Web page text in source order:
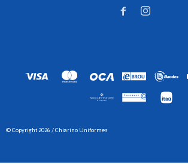
 
© Copyright 2026 / Chiarino Uniformes